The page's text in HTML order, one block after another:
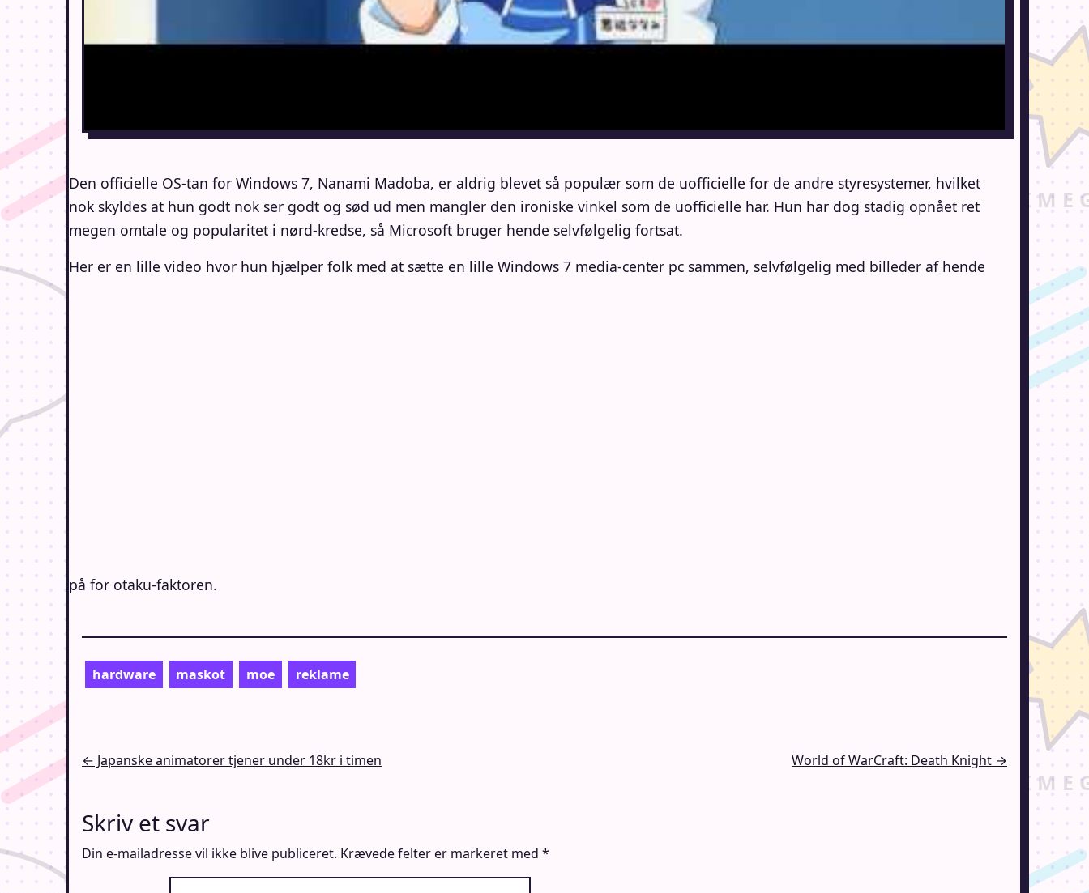
Den officielle OS-tan for Windows 7, Nanami Madoba, er aldrig blevet så populær som de uofficielle for de andre styresystemer, hvilket
nok skyldes at hun godt nok ser godt og sød ud men mangler den ironiske vinkel som de uofficielle har. Hun har dog stadig opnået ret
megen omtale og popularitet i nørd-kredse, så Microsoft bruger hende selvfølgelig fortsat.
Her er en lille video hvor hun hjælper folk med at sætte en lille Windows 7 media-center pc sammen, selvfølgelig med billeder af hende
på for otaku-faktoren.
hardware maskot moe reklame
Indlægsnavigation
← Japanske animatorer tjener under 18kr i timen World of WarCraft: Death Knight →
Skriv et svar
Din e-mailadresse vil ikke blive publiceret. Krævede felter er markeret med *